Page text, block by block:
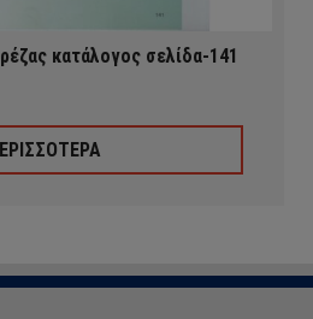
κατάλογος σελίδα-141